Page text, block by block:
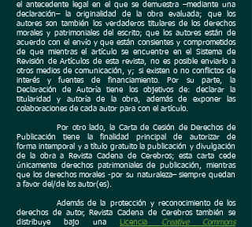
el antecedente legal en el que se demuestra –mediante una
declaración– la originalidad de la obra evaluada; que los
autores son también los verdaderos titulares de los derechos
morales y patrimoniales del escrito; que los autores están de
acuerdo con el envío y que están consientes y comprometidos
de que mientras el artículo se encuentre en el Sistema de
Revisión de Artículos de esta revista, no es posible enviarlo a
otros medios de comunicación, y; si existen o no conflictos de
interés y fuentes de financiamiento. Por su parte, la
Declaración de Autoría tiene los objetivos de: declarar la
titularidad y autoría de la obra, además de exponer las
colaboraciones de cada autor para con el artículo.
Por otro lado, la Carta de Cesión de Derechos de
Publicación tiene la finalidad principal de autorizar de
forma intemporal y a título gratuito la publicación y divulgación
de la obra a Revista Cadena de Cerebros; esta carta cede
únicamente derechos patrimoniales de publicación, mientras
que los derechos morales -por su naturaleza– siempre quedan
a favor del/de los autor(es).
Además de la protección y reconocimiento de los
derechos de autor, Revista Cadena de Cerebros también se
distribuye bajo una Licencia
Creative Commons